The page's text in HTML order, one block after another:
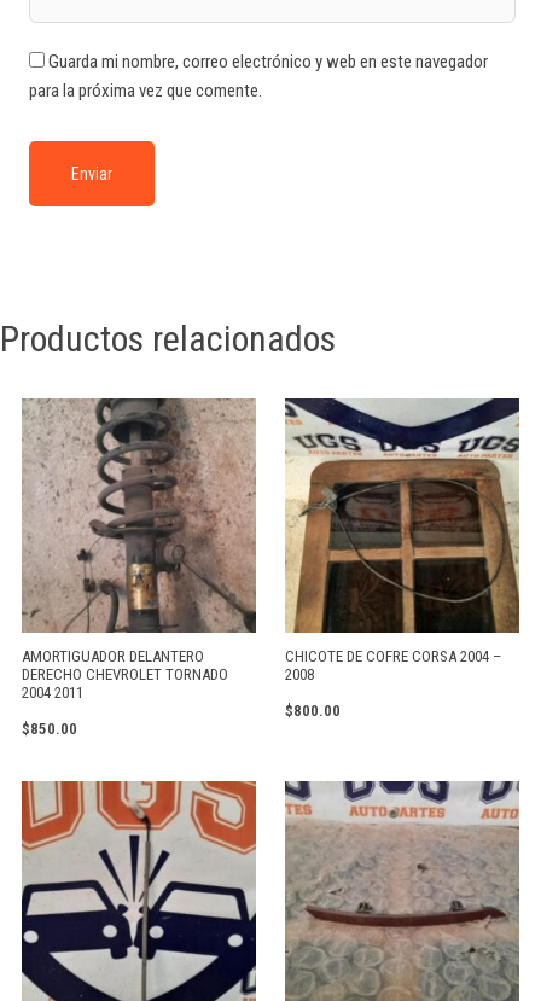
Guarda mi nombre, correo electrónico y web en este navegador
para la próxima vez que comente.
Productos relacionados
AMORTIGUADOR DELANTERO
DERECHO CHEVROLET TORNADO
2004 2011
$850.00
CHICOTE DE COFRE CORSA 2004 –
2008
$800.00